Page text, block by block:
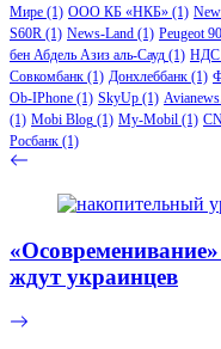
Мире (1) ООО КБ «НКБ» (1)
S60R (1) News-Land (1) Peugeot
бен Абдель Азиз аль-Сауд (1) НДС
Совкомбанк (1) Донхлеббанк (1)
Ob-IPhone (1) SkyUp (1)
(1) Mobi Blog (1) My-Mobil (1)
Росбанк (1)
ждут украинцев